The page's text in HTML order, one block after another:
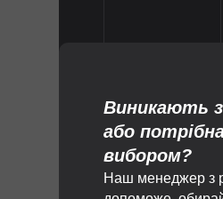
Виникають
або
вибором?
Наш менеджер з